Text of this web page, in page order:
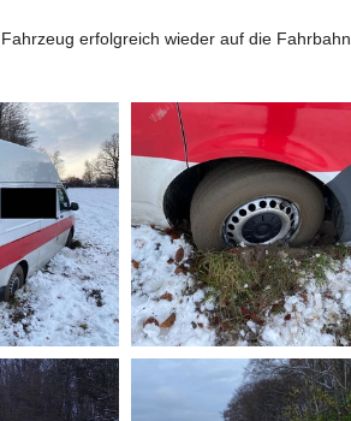
erfolgreich wieder auf die Fahrbahn